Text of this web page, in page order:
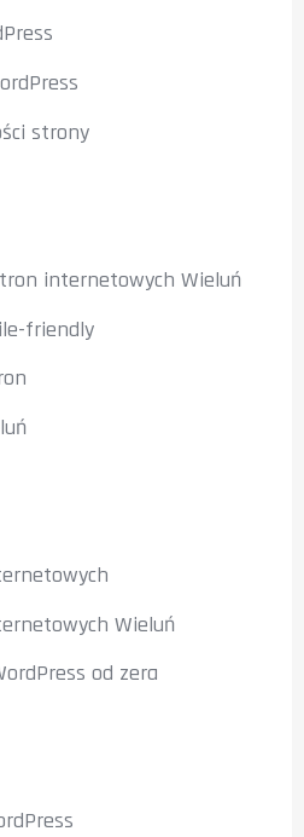
strony
internetowych Wieluń
friendly
Wieluń
od zera